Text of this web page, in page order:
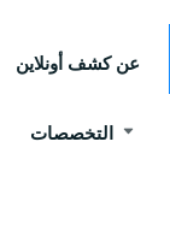
عن كشف أونلاين
التخصصات